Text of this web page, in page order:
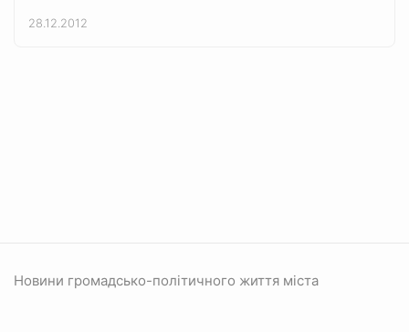
28.12.2012
Новини громадсько-політичного життя міста